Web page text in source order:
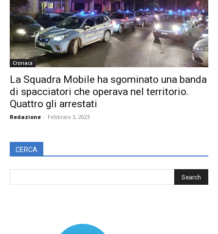
Cronaca
La Squadra Mobile ha sgominato una banda
di spacciatori che operava nel territorio.
Quattro gli arrestati
Redazione - Febbraio 3, 2023
CERCA